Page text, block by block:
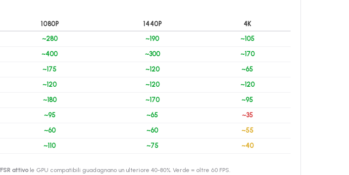
1080P 1440P
4K
~280 ~190 ~105
~400 ~300 ~170
~175 ~120 ~65
~120 ~120 ~120
~180 ~170 ~95
~95 ~65 ~35
~60 ~60 ~55
~110 ~75 ~40
attivole GPU compatibili guadagnano un ulteriore 40-80%. Verde = oltre 60 FPS.